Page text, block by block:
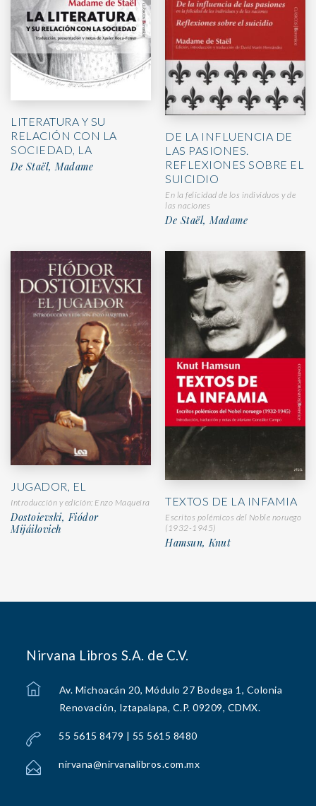
LITERATURA Y SU
RELACIÓN CON LA
SOCIEDAD, LA
De Staël, Madame
DE LA INFLUENCIA DE
LAS PASIONES.
REFLEXIONES SOBRE EL
SUICIDIO
En la felicidad de los individuos y de
las naciones
De Staël, Madame
JUGADOR, EL
Introducción y edición: Enzo Maqueira
Dostoievski, Fiódor
Mijáilovich
TEXTOS DE LA INFAMIA
Escritos polémicos del Noble noruego
(1932-1945)
Hamsun, Knut
Nirvana Libros S.A. de C.V.
Av. Michoacán 20, Módulo 27 Bodega 1, Colonia
Renovación, Iztapalapa, C.P. 09209, CDMX.
55 5615 8479 | 55 5615 8480
nirvana@nirvanalibros.com.mx